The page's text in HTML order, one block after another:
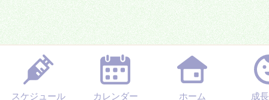
スケジュール カレンダー ホーム 成